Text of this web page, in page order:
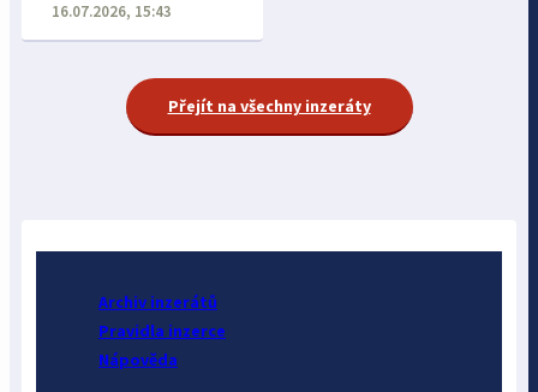
16.07.2026, 15:43
Přejít na všechny inzeráty
Archiv inzerátů
Pravidla inzerce
Nápověda